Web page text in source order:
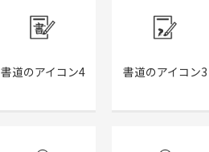
書道のアイコン4 書道のアイコン3